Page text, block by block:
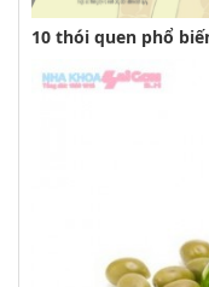
10 thói quen phổ